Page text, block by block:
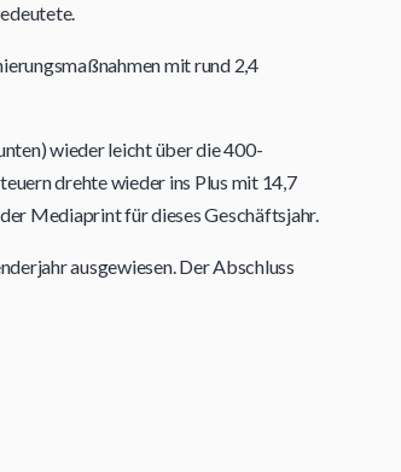
mit rund 2,4
wieder leicht über die 400-
drehte wieder ins Plus mit 14,7
Mediaprint für dieses Geschäftsjahr.
ausgewiesen. Der Abschluss